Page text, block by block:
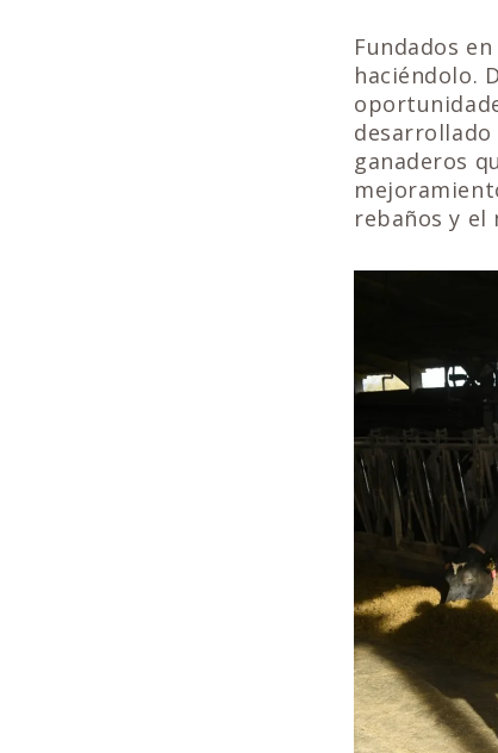
Fundados
haciéndolo.
desarrollado
ganaderos
rebaños y el